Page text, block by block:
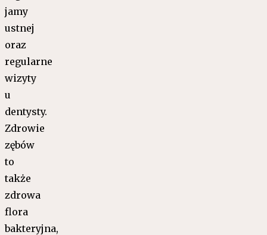
jamy
ustnej
oraz
regularne
wizyty
u
dentysty.
Zdrowie
zębów
to
także
zdrowa
flora
bakteryjna,